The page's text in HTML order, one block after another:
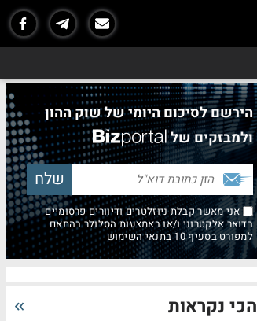
הירשם לסיכום היומי של שוק ההון
ולמבזקים של
אני מאשר קבלת ניוזלטרים ודיוורים פרסומיים
בדואר אלקטרוני ו/או באמצעות הסלולר בהתאם
למפורט בסעיף 10 בתנאי השימוש
הכי נקראות